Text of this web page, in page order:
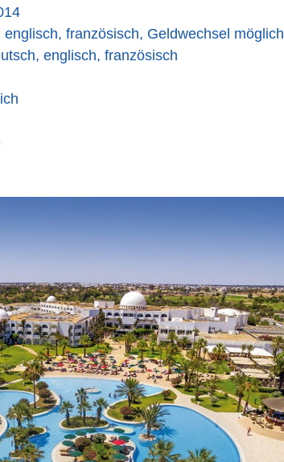
französisch, Geldwechsel möglich
englisch, französisch